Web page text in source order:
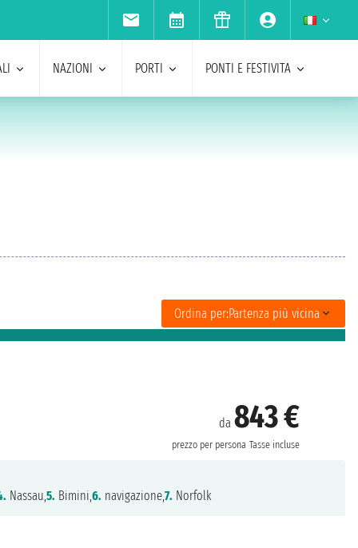
NAZIONI PORTI PONTI E FESTIVITA
Ordina per:Partenza più vicina
da843 €
prezzo per persona Tasse incluse
Nassau,5. Bimini,6. navigazione,7. Norfolk